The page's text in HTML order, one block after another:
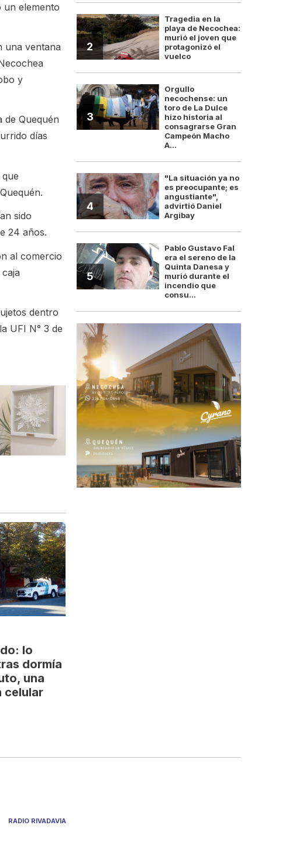
un elemento
una ventana
y
de Quequén
días
sido
24 años.
al comercio
dentro
UFI N° 3 de
lo
dormía
una
celular
2
Tragedia en la
playa de Necochea:
murió el joven que
protagonizó el
vuelco
3
Orgullo
necochense: un
toro de La Dulce
hizo historia al
consagrarse Gran
Campeón Macho
A...
4
"La situación ya no
es preocupante; es
angustiante",
advirtió Daniel
Argibay
5
Pablo Gustavo Fal
era el sereno de la
Quinta Danesa y
murió durante el
incendio que
consu...
RADIO RIVADAVIA